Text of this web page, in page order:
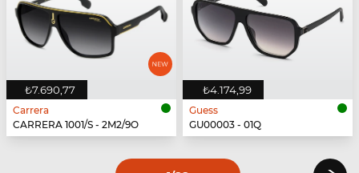
₺7.690,77
Carrera
CARRERA 1001/S - 2M2/9O
₺4.174,99
Guess
GU00003 - 01Q